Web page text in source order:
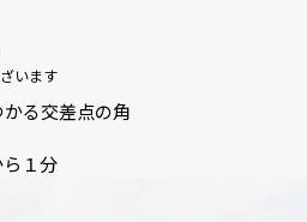
います
る交差点の角
１分